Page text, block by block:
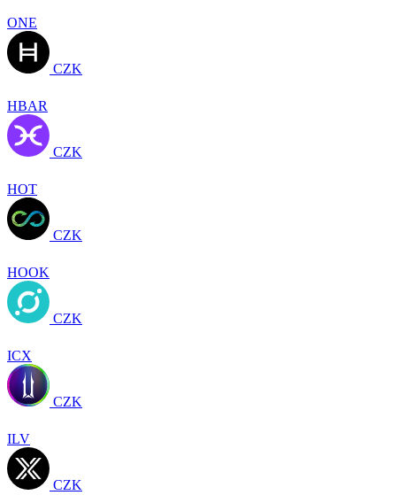
ONE
CZK
HBAR
CZK
HOT
CZK
HOOK
CZK
ICX
CZK
ILV
CZK